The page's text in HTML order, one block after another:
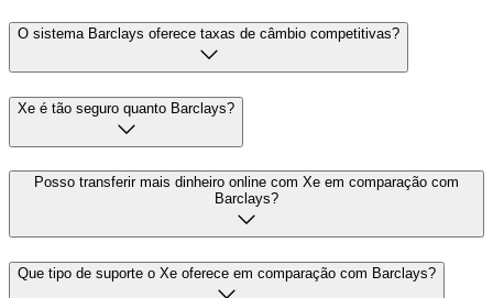
O sistema Barclays oferece taxas de câmbio competitivas?
Xe é tão seguro quanto Barclays?
Posso transferir mais dinheiro online com Xe em comparação com
Barclays?
Que tipo de suporte o Xe oferece em comparação com Barclays?